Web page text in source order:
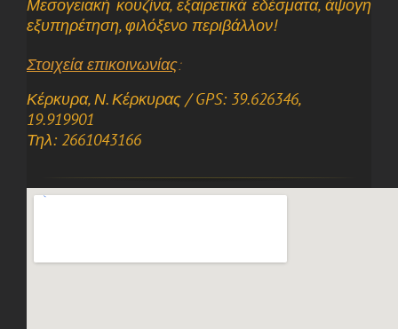
Μεσογειακή κουζίνα, εξαιρετικά εδέσματα, άψογη
εξυπηρέτηση, φιλόξενο περιβάλλον!
Στοιχεία επικοινωνίας:
Κέρκυρα, Ν. Κέρκυρας / GPS: 39.626346,
19.919901
Τηλ: 2661043166